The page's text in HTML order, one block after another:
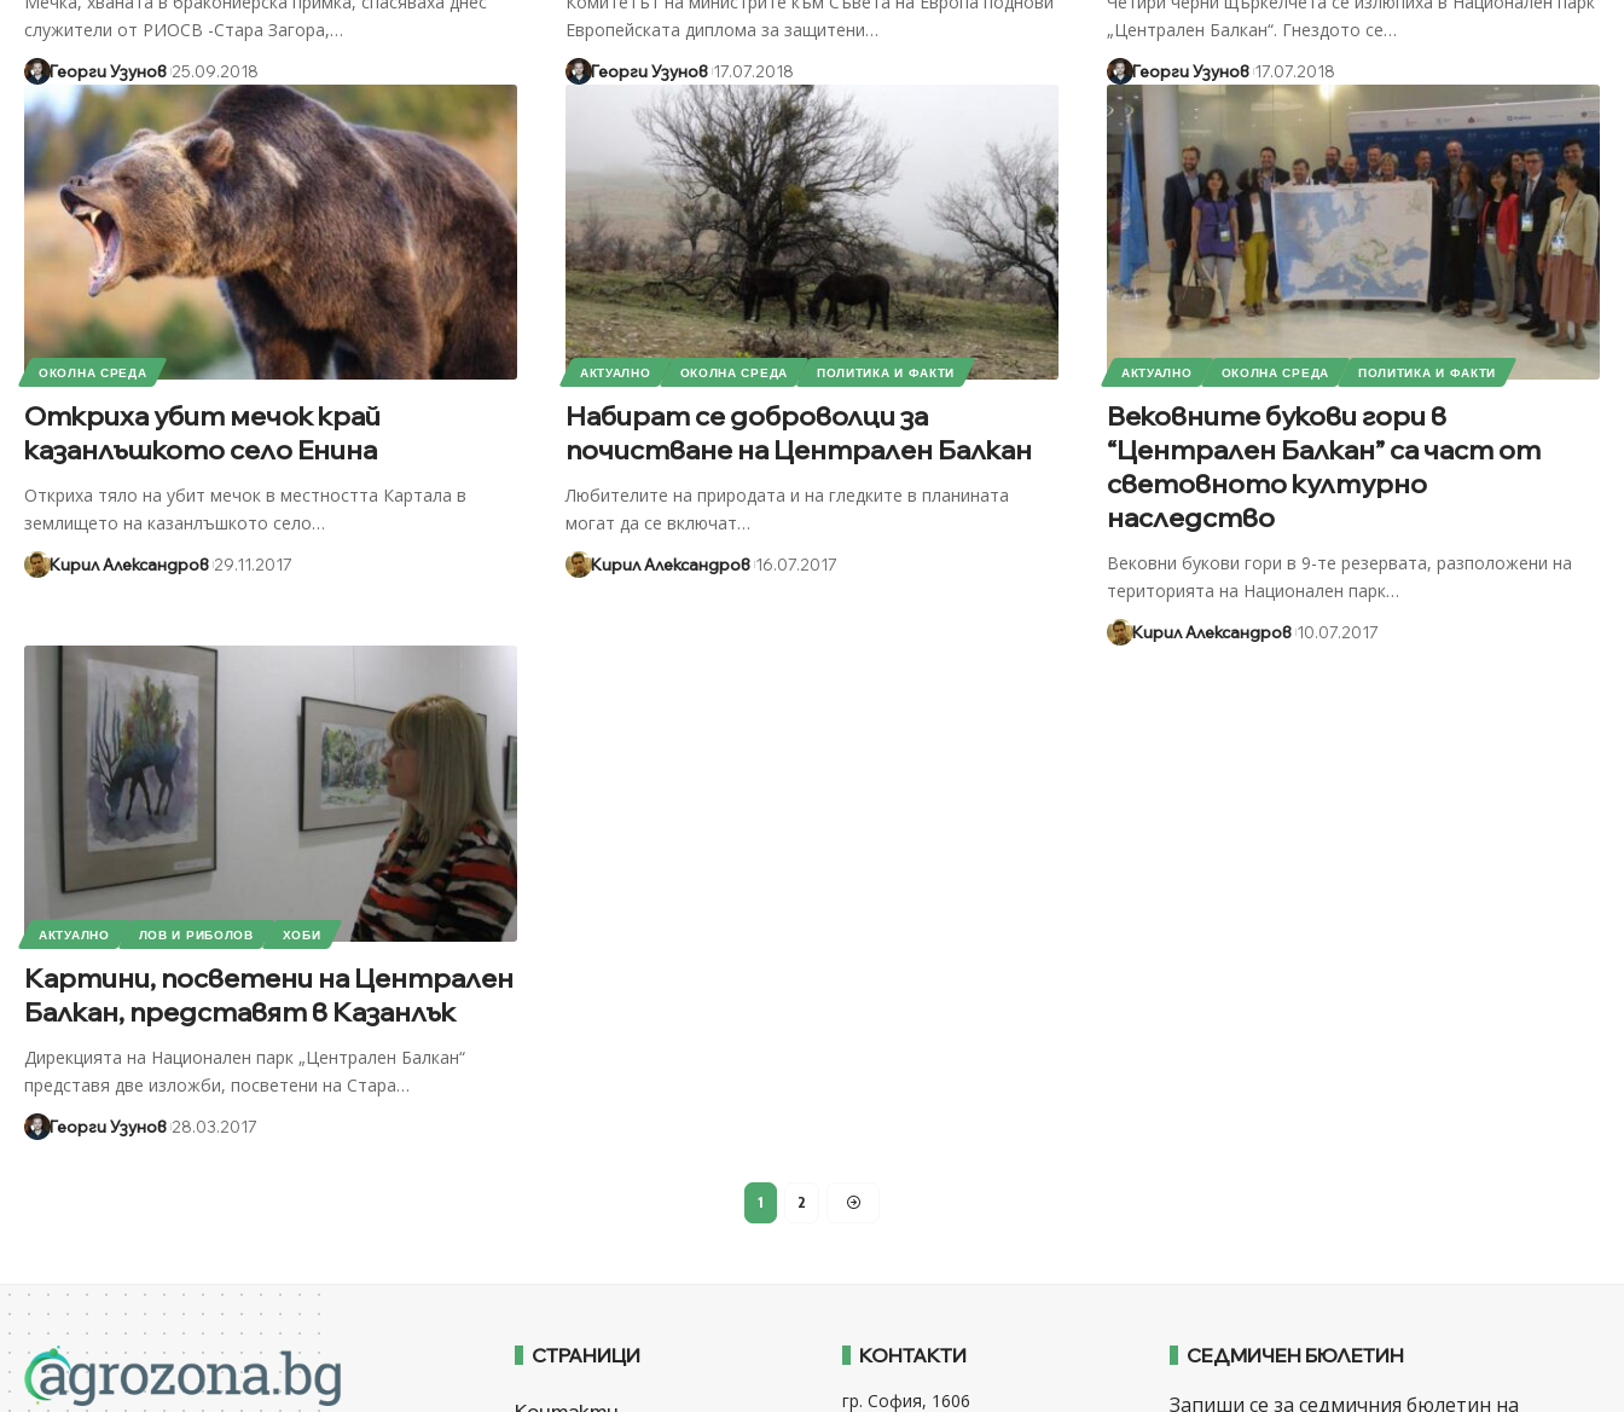
служители от РИОСВ -Стара Загора,…
Георги Узунов 25.09.2018
Европейската диплома за защитени…
Георги Узунов 17.07.2018
„Централен Балкан“. Гнездото се…
Георги Узунов 17.07.2018
ОКОЛНА СРЕДА
Откриха убит мечок край
казанлъшкото село Енина
Откриха тяло на убит мечок в местността Картала в
землището на казанлъшкото село…
Кирил Александров 29.11.2017
АКТУАЛНО ОКОЛНА СРЕДА ПОЛИТИКА И ФАКТИ
Набират се доброволци за
почистване на Централен Балкан
Любителите на природата и на гледките в планината
могат да се включат…
Кирил Александров 16.07.2017
АКТУАЛНО ОКОЛНА СРЕДА ПОЛИТИКА И ФАКТИ
Вековните букови гори в
“Централен Балкан” са част от
световното културно
наследство
Вековни букови гори в 9-те резервата, разположени на
територията на Национален парк…
Кирил Александров 10.07.2017
АКТУАЛНО ЛОВ И РИБОЛОВ ХОБИ
Картини, посветени на Централен
Балкан, представят в Казанлък
Дирекцията на Национален парк „Централен Балкан“
представя две изложби, посветени на Стара…
Георги Узунов 28.03.2017
1 2
СТРАНИЦИ КОНТАКТИ
гр. София, 1606
СЕДМИЧЕН БЮЛЕТИН
Запиши се за седмичния бюлетин на